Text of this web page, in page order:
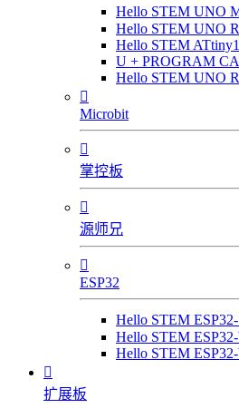
Hello STEM UNO
Hello STEM UNO
Hello STEM
U + PROGRAM
Hello STEM UNO

Microbit

掌控板

源师兄

ESP32
Hello STEM
Hello STEM
Hello STEM

扩展板